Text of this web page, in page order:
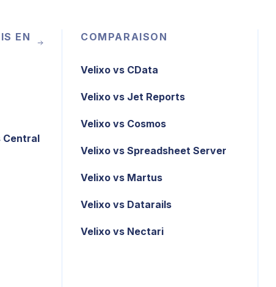
EN
Central
COMPARAISON
Velixo vs CData
Velixo vs Jet Reports
Velixo vs Cosmos
Velixo vs Spreadsheet Server
Velixo vs Martus
Velixo vs Datarails
Velixo vs Nectari